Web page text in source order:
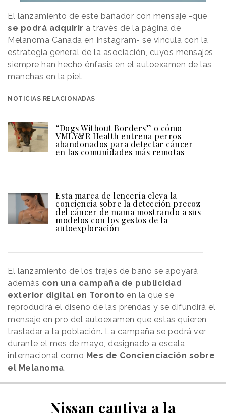
El lanzamiento de este bañador con mensaje -que
se podrá adquirir a través de la página de
Melanoma Canada en Instagram- se vincula con la
estrategia general de la asociación, cuyos mensajes
siempre han hecho énfasis en el autoexamen de las
manchas en la piel.
NOTICIAS RELACIONADAS
“Dogs Without Borders” o cómo
VMLY&R Health entrena perros
abandonados para detectar cáncer
en las comunidades más remotas
Esta marca de lencería eleva la
conciencia sobre la detección precoz
del cáncer de mama mostrando a sus
modelos con los gestos de la
autoexploración
El lanzamiento de los trajes de baño se apoyará
además con una campaña de publicidad
exterior digital en Toronto en la que se
reproducirá el diseño de las prendas y se difundirá el
mensaje en pro del autoexamen que estas quieren
trasladar a la población. La campaña se podrá ver
durante el mes de mayo, designado a escala
internacional como Mes de Concienciación sobre
el Melanoma.
Nissan cautiva a la